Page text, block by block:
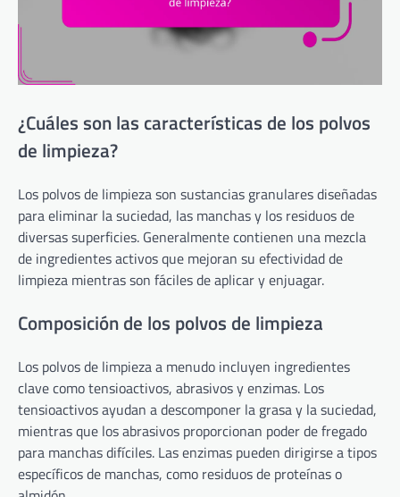
¿Cuáles son las características de los polvos
de limpieza?
Los polvos de limpieza son sustancias granulares diseñadas
para eliminar la suciedad, las manchas y los residuos de
diversas superficies. Generalmente contienen una mezcla
de ingredientes activos que mejoran su efectividad de
limpieza mientras son fáciles de aplicar y enjuagar.
Composición de los polvos de limpieza
Los polvos de limpieza a menudo incluyen ingredientes
clave como tensioactivos, abrasivos y enzimas. Los
tensioactivos ayudan a descomponer la grasa y la suciedad,
mientras que los abrasivos proporcionan poder de fregado
para manchas difíciles. Las enzimas pueden dirigirse a tipos
específicos de manchas, como residuos de proteínas o